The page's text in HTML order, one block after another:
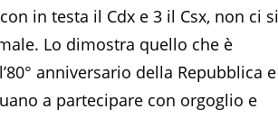
in testa il Cdx e 3 il Csx, non ci si
Lo dimostra quello che è
anniversario della Repubblica e
a partecipare con orgoglio e